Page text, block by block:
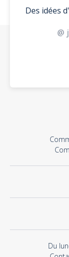
Des idées
Du